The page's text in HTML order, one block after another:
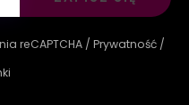
reCAPTCHA / Prywatność /